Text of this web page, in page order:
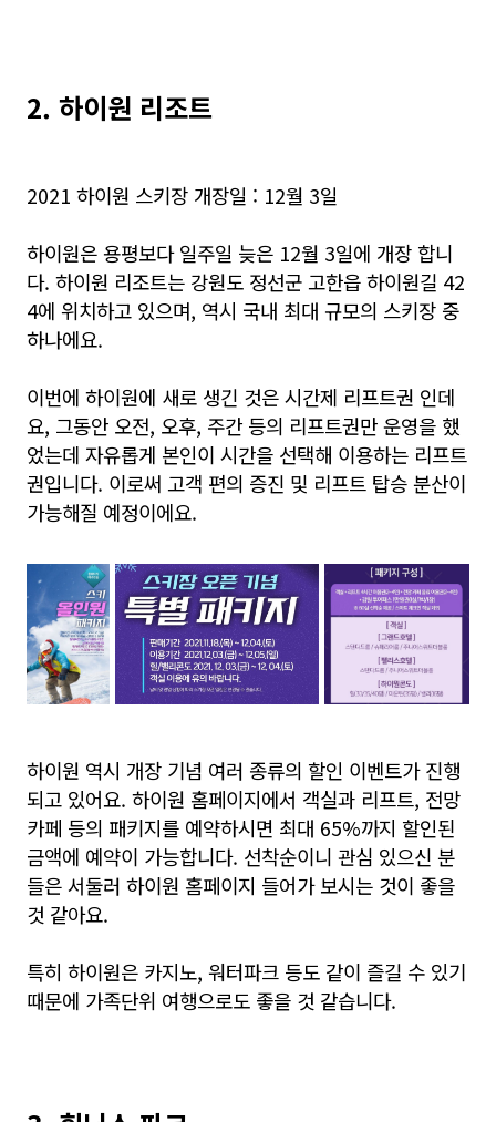
2. 하이원 리조트
2021 하이원 스키장 개장일 : 12월 3일
하이원은 용평보다 일주일 늦은 12월 3일에 개장 합니
다. 하이원 리조트는 강원도 정선군 고한읍 하이원길 42
4에 위치하고 있으며, 역시 국내 최대 규모의 스키장 중
하나에요.
이번에 하이원에 새로 생긴 것은 시간제 리프트권 인데
요, 그동안 오전, 오후, 주간 등의 리프트권만 운영을 했
었는데 자유롭게 본인이 시간을 선택해 이용하는 리프트
권입니다. 이로써 고객 편의 증진 및 리프트 탑승 분산이
가능해질 예정이에요.
하이원 역시 개장 기념 여러 종류의 할인 이벤트가 진행
되고 있어요. 하이원 홈페이지에서 객실과 리프트, 전망
카페 등의 패키지를 예약하시면 최대 65%까지 할인된
금액에 예약이 가능합니다. 선착순이니 관심 있으신 분
들은 서둘러 하이원 홈페이지 들어가 보시는 것이 좋을
것 같아요.
특히 하이원은 카지노, 워터파크 등도 같이 즐길 수 있기
때문에 가족단위 여행으로도 좋을 것 같습니다.